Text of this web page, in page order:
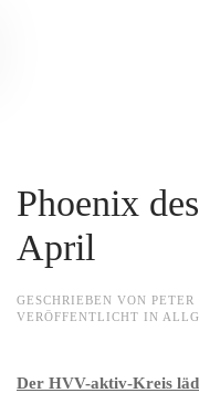
Phoenix
April
GESCHRIEBEN VON PETER
VERÖFFENTLICHT IN
Der HVV-aktiv-Kreis